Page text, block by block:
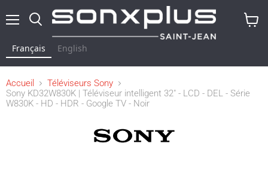
Français English
Accueil
Téléviseurs Sony
Sony KD32W830K | Téléviseur intelligent 32" - LCD - DEL - Série
W830K - HD - HDR - Google TV - Noir